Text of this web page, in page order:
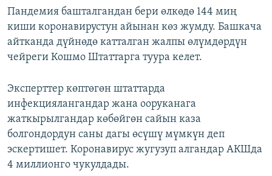
Пандемия башталгандан бери өлкөдө 144 миң
киши коронавирустун айынан көз жумду. Башкача
айтканда дүйнөдө катталган жалпы өлүмдөрдүн
чейреги Кошмо Штаттарга туура келет.
Эксперттер көптөгөн штаттарда
инфекциялангандар жана ооруканага
жаткырылгандар көбөйгөн сайын каза
болгондордун саны дагы өсүшү мүмкүн деп
эскертишет. Коронавирус жугузуп алгандар АКШда
4 миллионго чукулдады.